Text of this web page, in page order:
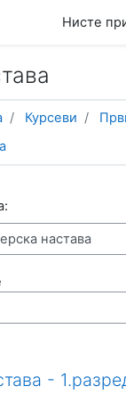
Нисте
Курсеви
-